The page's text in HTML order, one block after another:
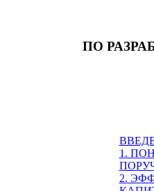
ПО
1.
2.